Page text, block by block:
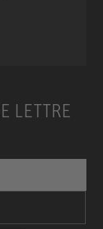
LETTRE